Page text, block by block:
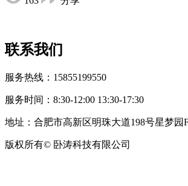
联系我们
服务热线：15855199550
服务时间：8:30-12:00 13:30-17:30
地址：合肥市高新区明珠大道198号星梦园
版权所有© 卧涛科技有限公司